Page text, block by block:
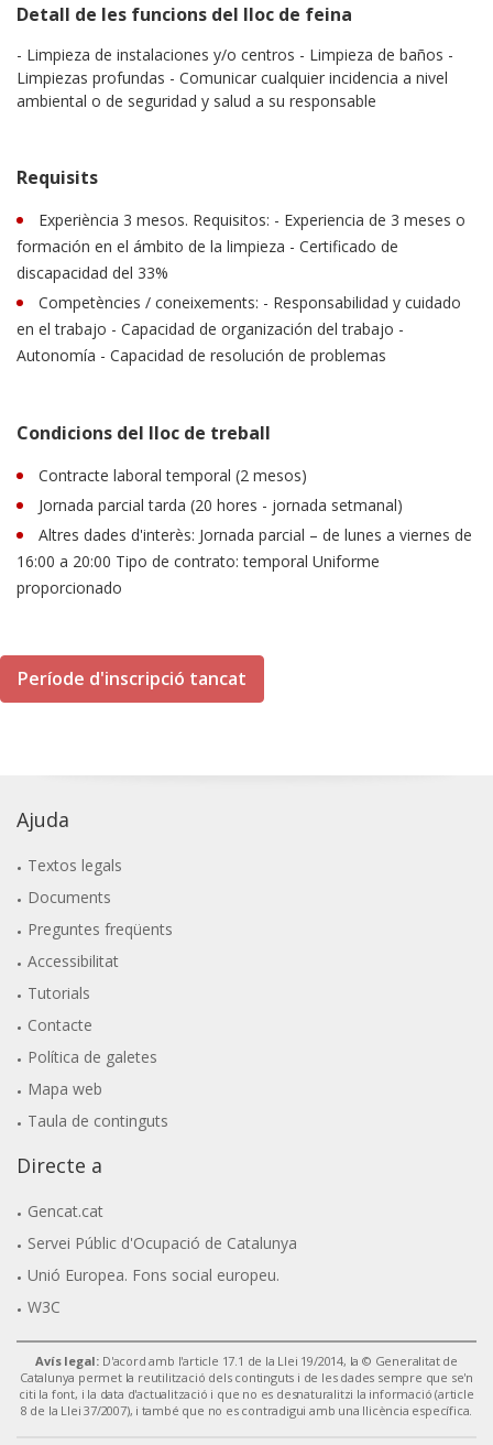
Detall de les funcions del lloc de feina
- Limpieza de instalaciones y/o centros - Limpieza de baños -
Limpiezas profundas - Comunicar cualquier incidencia a nivel
ambiental o de seguridad y salud a su responsable
Requisits
Experiència 3 mesos. Requisitos: - Experiencia de 3 meses o
formación en el ámbito de la limpieza - Certificado de
discapacidad del 33%
Competències / coneixements: - Responsabilidad y cuidado
en el trabajo - Capacidad de organización del trabajo -
Autonomía - Capacidad de resolución de problemas
Condicions del lloc de treball
Contracte laboral temporal (2 mesos)
Jornada parcial tarda (20 hores - jornada setmanal)
Altres dades d'interès: Jornada parcial – de lunes a viernes de
16:00 a 20:00 Tipo de contrato: temporal Uniforme
proporcionado
Període d'inscripció tancat
Ajuda
Textos legals
Documents
Preguntes freqüents
Accessibilitat
Tutorials
Contacte
Política de galetes
Mapa web
Taula de continguts
Directe a
Gencat.cat
Servei Públic d'Ocupació de Catalunya
Unió Europea. Fons social europeu.
W3C
Avís legal: D'acord amb l'article 17.1 de la Llei 19/2014, la © Generalitat de
Catalunya permet la reutilització dels continguts i de les dades sempre que se'n
citi la font, i la data d'actualització i que no es desnaturalitzi la informació (article
8 de la Llei 37/2007), i també que no es contradigui amb una llicència específica.